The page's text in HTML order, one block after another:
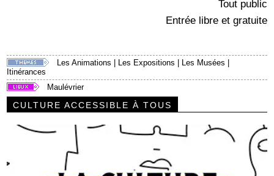
Tout public
Entrée libre et gratuite
Les Animations Les Expositions Les Musées
Itinérances
Maulévrier
CULTURE ACCESSIBLE À TOUS